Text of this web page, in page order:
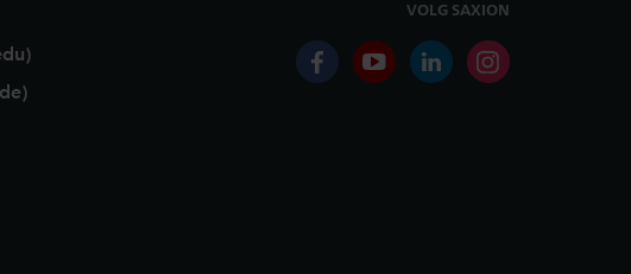
VOLG SAXION
facebookyoutubelinkedininstagram